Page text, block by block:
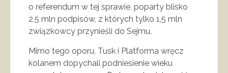
o referendum w tej sprawie, poparty blisko
2,5 mln podpisów, z których tylko 1,5 mln
związkowcy przynieśli do Sejmu.
Mimo tego oporu, Tusk i Platforma wręcz
kolanem dopychali podniesienie wieku